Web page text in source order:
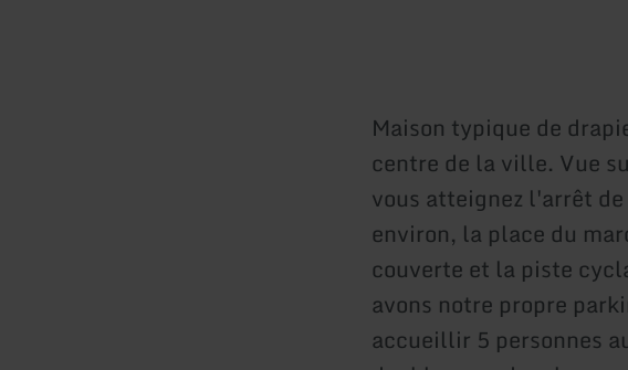
Maison typique de
centre de la ville. Vue
vous atteignez l'arrêt
environ, la place du
couverte et la piste
avons notre propre
accueillir 5 personnes